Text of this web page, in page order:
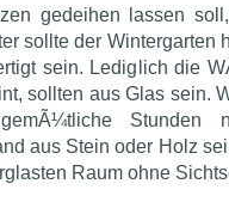
gedeihen lassen
sollte der Wintergarten
sein. Lediglich die
sollten aus Glas sein.
Stunden
aus Stein oder Holz
Raum ohne